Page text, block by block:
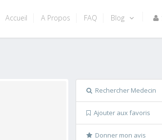
Accueil A Propos FAQ Blog
Rechercher Medecin
Ajouter aux favoris
Donner mon avis